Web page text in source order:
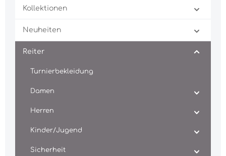
Kollektionen
Neuheiten
Reiter
Turnierbekleidung
Damen
Herren
Kinder/Jugend
Sicherheit